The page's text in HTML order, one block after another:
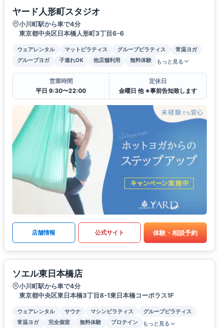
ヤード人形町スタジオ
小川町駅から車で4分
東京都中央区日本橋人形町3丁目6-6
ウェアレンタル マットピラティス グループピラティス
常温ヨガ
グループヨガ
子連れOK 他店舗利用 無料体験 もっと見る
営業時間
平日 9:30〜22:00
定休日
金曜日 他 ※事前告知致します
店舗情報 公式サイト 体験・相談予約
ソエル東日本橋店
小川町駅から車で4分
東京都中央区東日本橋3丁目8-1東日本橋コーポラス1F
ウェアレンタル サウナ マシンピラティス
グループピラティス
常温ヨガ
完全個室 無料体験 プロテイン もっと見る